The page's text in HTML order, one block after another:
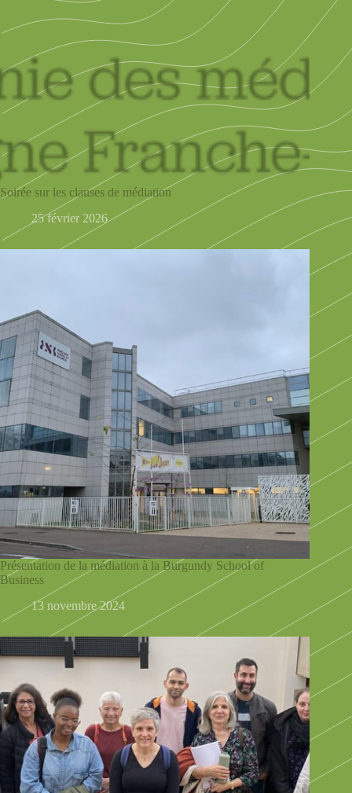
Soirée sur les clauses de médiation
25 février 2026
Présentation de la médiation à la Burgundy School of
Business
13 novembre 2024